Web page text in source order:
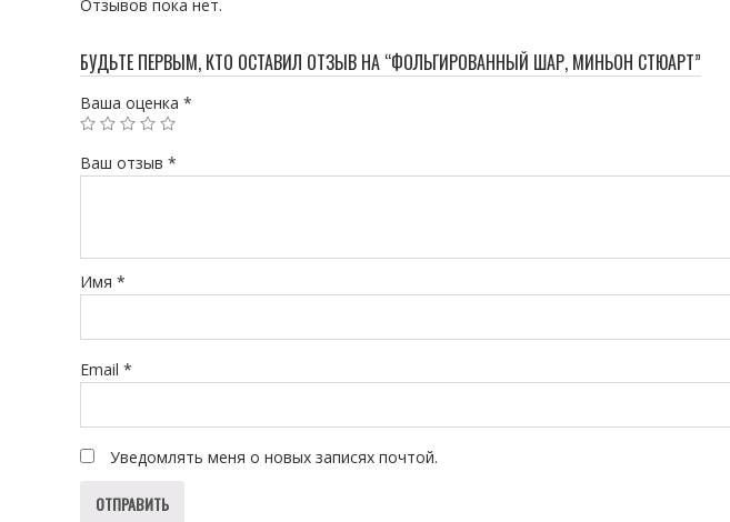
Отзывов пока нет.
БУДЬТЕ ПЕРВЫМ, КТО ОСТАВИЛ ОТЗЫВ НА “ФОЛЬГИРОВАННЫЙ ШАР, МИНЬОН СТЮАРТ”
Ваша оценка *
Ваш отзыв *
Имя *
Email *
Уведомлять меня о новых записях почтой.